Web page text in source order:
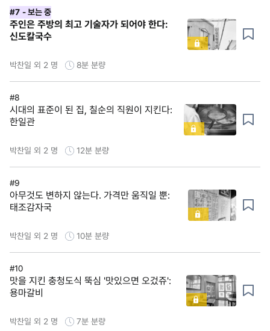
#7 - 보는 중
주인은 주방의 최고 기술자가 되어야 한다:
신도칼국수
박찬일 외 2 명 8분 분량
#8
시대의 표준이 된 집, 칠순의 직원이 지킨다:
한일관
박찬일 외 2 명 12분 분량
#9
아무것도 변하지 않는다. 가격만 움직일 뿐:
태조감자국
박찬일 외 2 명 10분 분량
#10
맛을 지킨 충청도식 뚝심 '맛있으면 오겄쥬':
용마갈비
박찬일 외 2 명 7분 분량